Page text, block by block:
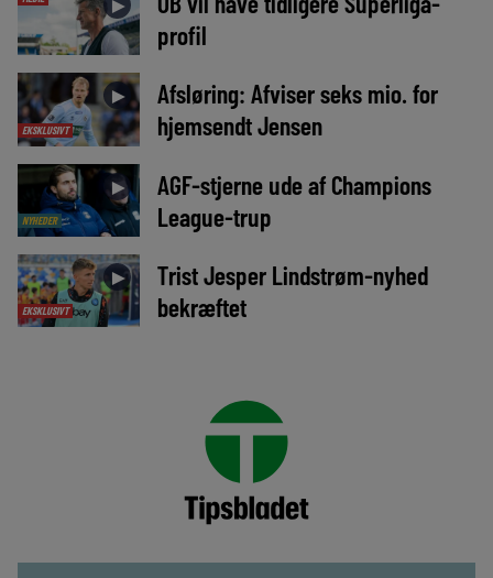
►
profil
EKSKLUSIVT
►
Afsløring: Afviser seks mio. for
hjemsendt Jensen
NYHEDER
►
AGF-stjerne ude af Champions
League-trup
EKSKLUSIVT
►
Trist Jesper Lindstrøm-nyhed
bekræftet